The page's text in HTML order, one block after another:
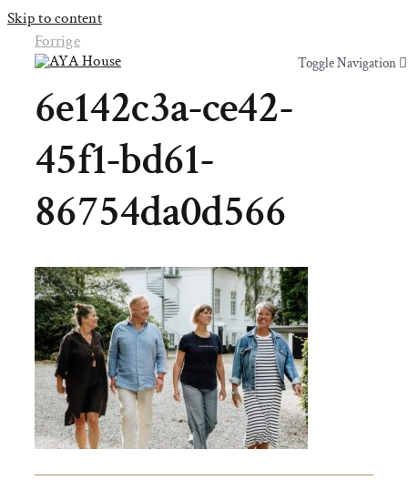
Skip to content
Toggle Navigation
Yoga & Bevægelse
Behandling
Events
Lokaler
Om AYA House
Toggle Navigation
Yoga & Bevægelse
Behandling
Uddannelser & kurser
Lokaler
Om AYA House
Forrige
6e142c3a-ce42-
45f1-bd61-
86754da0d566